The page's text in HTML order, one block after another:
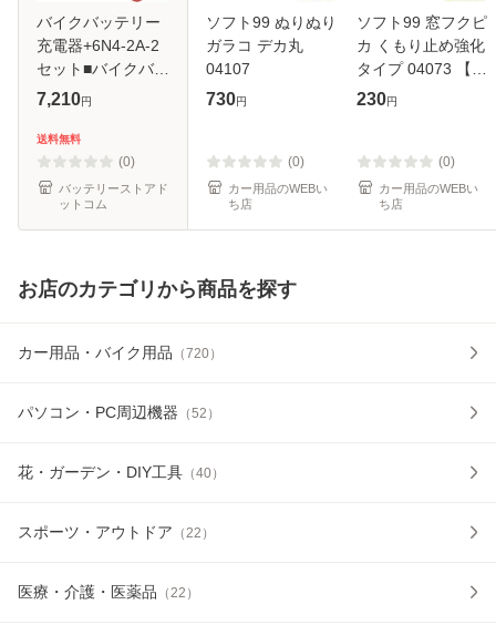
バイクバッテリー
充電器+6N4-2A-2
セット■バイクバッ
テリー■スーパーナ
期保証】(液入済)
7,210円
送料無料
(0)
バッテリーストアド
ットコム
ソフト99 ぬりぬり
ガラコ デカ丸
04107
730円
(0)
カー用品のWEBい
ち店
ソフト99 窓フクピ
カ くもり止め強化
タイプ 04073 【ク
リックポスト】
230円
(0)
カー用品のWEBい
ち店
お店のカテゴリから商品を探す
カー用品・バイク用品 （720）
パソコン・PC周辺機器 （52 ）
花・ガーデン・DIY工具 （40）
スポーツ・アウトドア （ 22 ）
医療・介護・医薬品 （ 22 ）